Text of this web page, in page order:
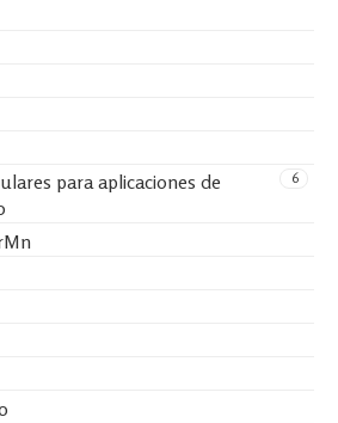
6
para aplicaciones de